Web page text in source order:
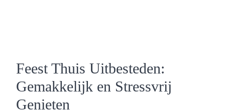
Feest Thuis Uitbesteden:
Gemakkelijk en Stressvrij
Genieten